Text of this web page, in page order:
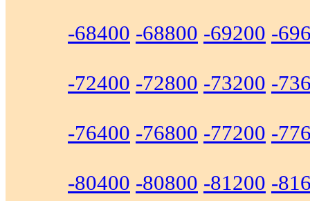
-68400 -68800 -69200 -
-72400 -72800 -73200 -
-76400 -76800 -77200 -
-80400 -80800 -81200 -